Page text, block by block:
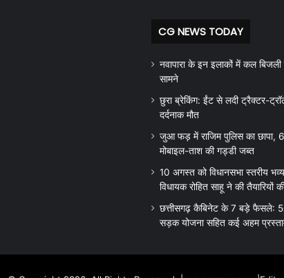
CG NEWS TODAY
नवापारा के इन इलाकों में कल
सामने
छुरा ब्रेकिंग: ईंट से लदी ट्रैक्टर-
दर्दनाक मौत
जुआ फड़ में राजिम पुलिस का छापा,
मोबाइल-ताश की गड्डी जब्त
10 अगस्त को विधानसभा स्तरीय
विधायक रोहित साहू ने की तैयारियों
छत्तीसगढ़ कैबिनेट के 7 बड़े फैसले:
सड़क योजना सहित कई अहम